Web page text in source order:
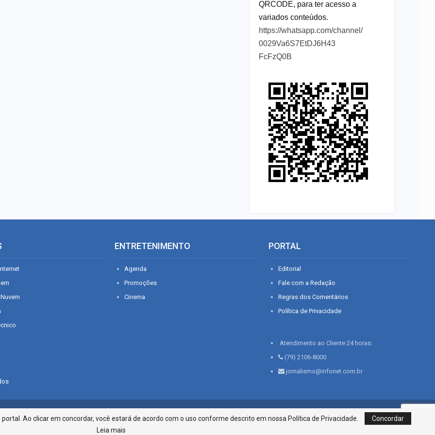
QRCODE, para ter acesso a
variados conteúdos.
https://whatsapp.com/channel/
0029Va6S7EtDJ6H43
FcFzQ0B
ENTRETENIMENTO
Agenda
Promoções
Cinema
PORTAL
Editorial
Fale com a Redação
Regras dos Comentários
Política de Privacidade
Atendimento ao Cliente 24 horas:
(79) 2106-8000
jornalismo@infonet.com.br
Infonet - Rua Monsenhor Silveira 276, Bairro São José | Aracaju-SE, CEP 49015-030, Fone: 79.2106.8000 - CI
Centro de Informações LTDA
Ao clicar em concordar, você estará de acordo com o uso conforme descrito em nossa Política de Privacidade.
Concordar
Leia mais